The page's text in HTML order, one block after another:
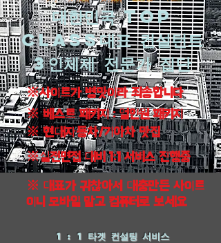
대한민국 top
class대표 컨설턴트
3인체제 전문가 집단
※사이트가 병맛이라 죄송합니다
※ 베스트 패키지 : 얼인원 패키지
※ 현대자동차/기아차 맛집
※실전면접 대비 1:1 서비스 진행중
※ 대표가 귀찮아서 대충만든 사이트
이니 모바일 말고 컴퓨터로 보세요
1 : 1 타겟 컨설팅 서비스